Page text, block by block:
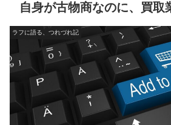
自身が古物商なのに、買取
ラフに語る、つれづれ記